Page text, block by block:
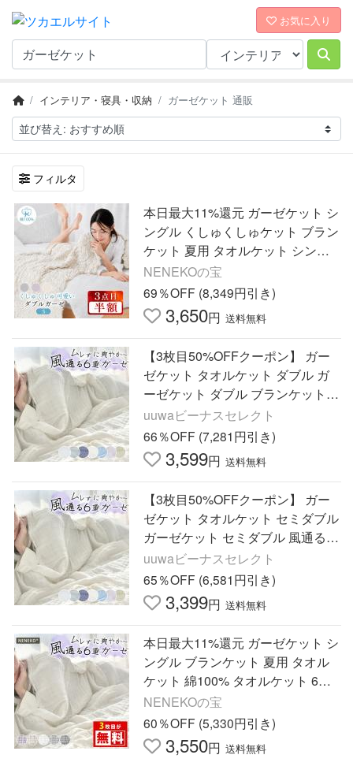
お気に入り
インテリア・寝具・収納 ガーゼケット 通販
フィルタ
本日最大11%還元 ガーゼケット シ
ングル くしゅくしゅケット ブラン
ケット 夏用 タオルケット シング
ル 綿100% タオルケット 綿100%
NENEKOの宝
69％OFF (8,349円引き)
3,650円 送料無料
【3枚目50%OFFクーポン】 ガー
ゼケット タオルケット ダブル ガ
ーゼケット ダブル ブランケット
夏用 ガーゼケット ダブル ガーゼ
ケット ガーゼケット
uuwaビーナスセレクト
66％OFF (7,281円引き)
3,599円 送料無料
【3枚目50%OFFクーポン】 ガー
ゼケット タオルケット セミダブル
ガーゼケット セミダブル 風通る
ブランケット 夏用 ガーゼケット
ダブル ガーゼケット
uuwaビーナスセレクト
65％OFF (6,581円引き)
3,399円 送料無料
本日最大11%還元 ガーゼケット シ
ングル ブランケット 夏用 タオル
ケット 綿100% タオルケット 6重
ガーゼタオルケット ガーゼ ブラン
ケット
NENEKOの宝
60％OFF (5,330円引き)
3,550円 送料無料